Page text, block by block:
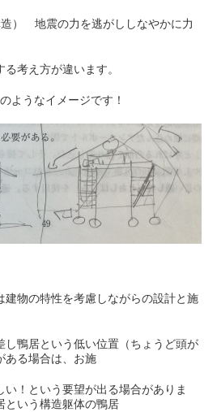
） 地震の力を逃がししなやかに力
考え方が違います。
ようなイメージです！
建物の特性を考慮しながらの設計と施
し鴨居という低い位置（ちょうど頭が
ある場合は、お施
！という要望が出る場合がありま
という構造躯体の鴨居